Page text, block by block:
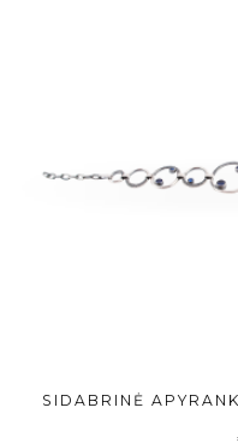
SIDABRINĖ